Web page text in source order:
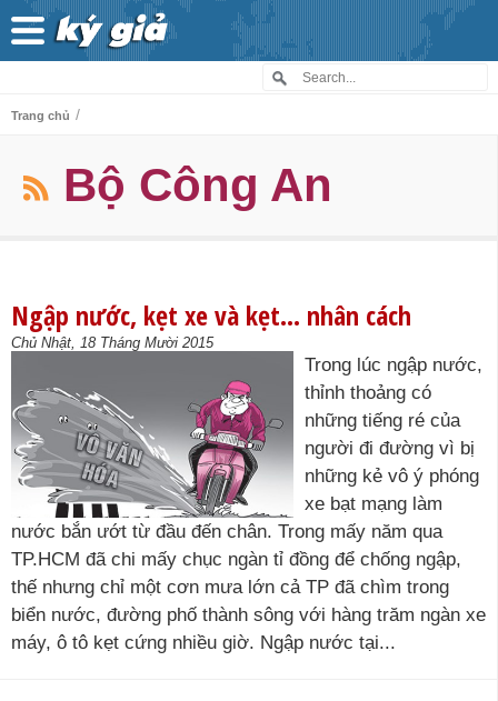
Trang chủ /
Bộ Công An
Ngập nước, kẹt xe và kẹt… nhân cách
Chủ Nhật, 18 Tháng Mười 2015
Trong lúc ngập nước,
thỉnh thoảng có
những tiếng ré của
người đi đường vì bị
những kẻ vô ý phóng
xe bạt mạng làm
nước bắn ướt từ đầu đến chân. Trong mấy năm qua
TP.HCM đã chi mấy chục ngàn tỉ đồng để chống ngập,
thế nhưng chỉ một cơn mưa lớn cả TP đã chìm trong
biển nước, đường phố thành sông với hàng trăm ngàn xe
máy, ô tô kẹt cứng nhiều giờ. Ngập nước tại...